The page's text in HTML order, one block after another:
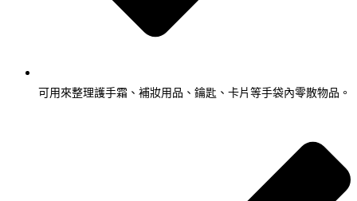
可用來整理護手霜、補妝用品、鑰匙、卡片等手袋內零散物品。